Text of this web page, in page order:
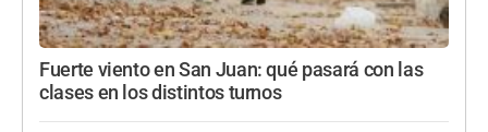
Fuerte viento en San Juan: qué pasará con las
clases en los distintos turnos